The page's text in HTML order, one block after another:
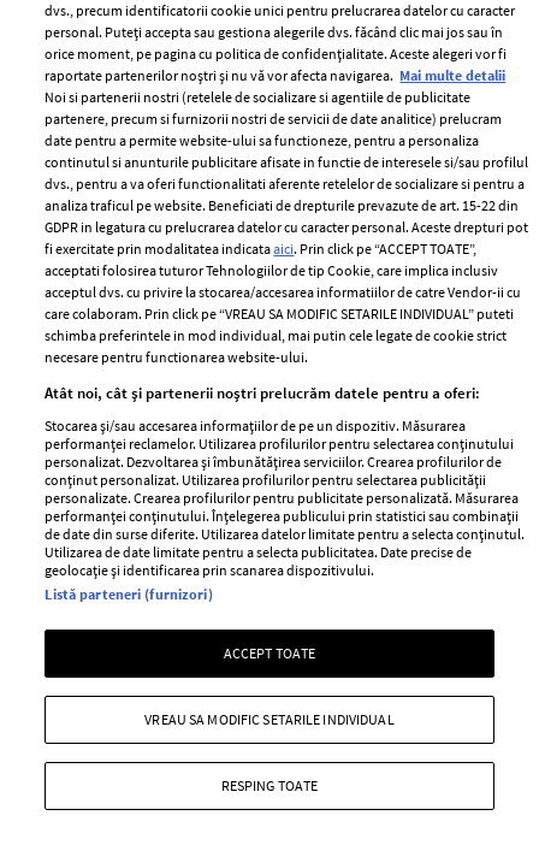
ELLE Style Awards
2024
Despre ELLE
Romania
Contact
Abonamente
Termeni si conditii
Politica de
confidențialitate
Politica de cookies
Publicitate
GSP
Unica
Baby
Retete
femei
Viva
Avantaje
Retete practice
Pariază responsabil! Decizia ONJN nr. 821/25.09.2025.
Jocurile de noroc sunt interzise minorilor.
Copyright © 2026 Ringier Romania SRL
dvs., precum identificatorii cookie unici pentru prelucrarea datelor cu caracter
personal. Puteți accepta sau gestiona alegerile dvs. făcând clic mai jos sau în
orice moment, pe pagina cu politica de confidențialitate. Aceste alegeri vor fi
raportate partenerilor noștri și nu vă vor afecta navigarea. Mai multe detalii
Noi si partenerii nostri (retelele de socializare si agentiile de publicitate
partenere, precum si furnizorii nostri de servicii de date analitice) prelucram
date pentru a permite website-ului sa functioneze, pentru a personaliza
continutul si anunturile publicitare afisate in functie de interesele si/sau profilul
dvs., pentru a va oferi functionalitati aferente retelelor de socializare si pentru a
analiza traficul pe website. Beneficiati de drepturile prevazute de art. 15-22 din
GDPR in legatura cu prelucrarea datelor cu caracter personal. Aceste drepturi pot
fi exercitate prin modalitatea indicataaici. Prin click pe “ACCEPT TOATE”,
acceptati folosirea tuturor Tehnologiilor de tip Cookie, care implica inclusiv
acceptul dvs. cu privire la stocarea/accesarea informatiilor de catre Vendor-ii cu
care colaboram. Prin click pe “VREAU SA MODIFIC SETARILE INDIVIDUAL” puteti
schimba preferintele in mod individual, mai putin cele legate de cookie strict
necesare pentru functionarea website-ului.
Atât noi, cât și partenerii noștri prelucrăm datele pentru a oferi:
Stocarea și/sau accesarea informațiilor de pe un dispozitiv. Măsurarea
performanței reclamelor. Utilizarea profilurilor pentru selectarea conținutului
personalizat. Dezvoltarea și îmbunătățirea serviciilor. Crearea profilurilor de
conținut personalizat. Utilizarea profilurilor pentru selectarea publicității
personalizate. Crearea profilurilor pentru publicitate personalizată. Măsurarea
performanței conținutului. Înțelegerea publicului prin statistici sau combinații
de date din surse diferite. Utilizarea datelor limitate pentru a selecta conținutul.
Utilizarea de date limitate pentru a selecta publicitatea. Date precise de
geolocație și identificarea prin scanarea dispozitivului.
Listă parteneri (furnizori)
ACCEPT TOATE
RESPING TOATE
VREAU SA MODIFIC SETARILE INDIVIDUAL